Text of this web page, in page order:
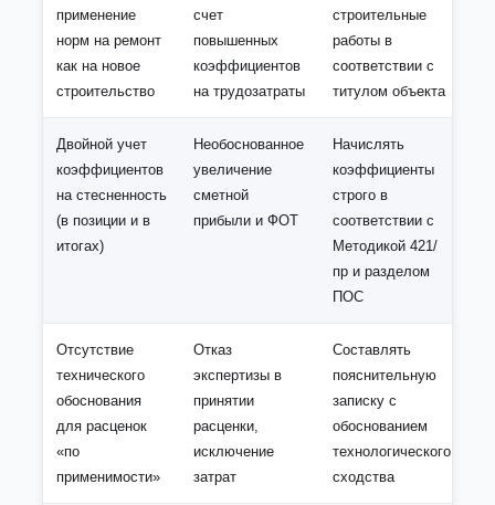
применение
норм на ремонт
как на новое
строительство
счет
повышенных
коэффициентов
на трудозатраты
строительные
работы в
соответствии с
титулом объекта
Двойной учет
коэффициентов
на стесненность
(в позиции и в
итогах)
Необоснованное
увеличение
сметной
прибыли и ФОТ
Начислять
коэффициенты
строго в
соответствии с
Методикой 421/
пр и разделом
ПОС
Отсутствие
технического
обоснования
для расценок
«по
применимости»
Отказ
экспертизы в
принятии
расценки,
исключение
затрат
Составлять
пояснительную
записку с
обоснованием
технологического
сходства